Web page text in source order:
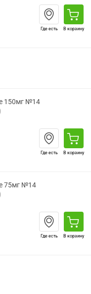
Где есть В корзину
150мг №14
Где есть В корзину
75мг №14
Где есть В корзину